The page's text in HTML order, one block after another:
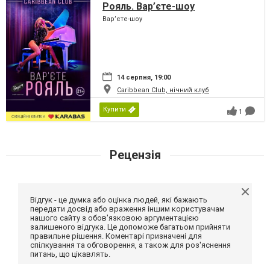
Рояль. Вар’єте-шоу
Вар’єте-шоу
14 серпня, 19:00
Caribbean Club, нічний клуб
Купити 1
Рецензія
Відгук - це думка або оцінка людей, які бажають
передати досвід або враження іншим користувачам
нашого сайту з обов'язковою аргументацією
залишеного відгука. Це допоможе багатьом прийняти
правильне рішення. Коментарі призначені для
спілкування та обговорення, а також для роз'яснення
питань, що цікавлять.